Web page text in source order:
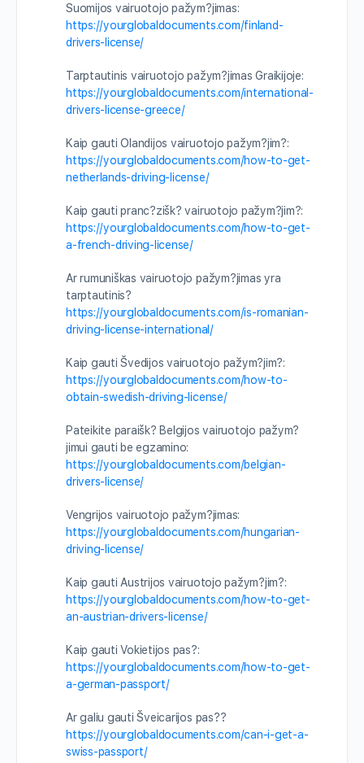
Suomijos vairuotojo pažym?jimas:
https://yourglobaldocuments.com/finland-
drivers-license/
Tarptautinis vairuotojo pažym?jimas Graikijoje:
https://yourglobaldocuments.com/international-
drivers-license-greece/
Kaip gauti Olandijos vairuotojo pažym?jim?:
https://yourglobaldocuments.com/how-to-get-
netherlands-driving-license/
Kaip gauti pranc?zišk? vairuotojo pažym?jim?:
https://yourglobaldocuments.com/how-to-get-
a-french-driving-license/
Ar rumuniškas vairuotojo pažym?jimas yra
tarptautinis?
https://yourglobaldocuments.com/is-romanian-
driving-license-international/
Kaip gauti Švedijos vairuotojo pažym?jim?:
https://yourglobaldocuments.com/how-to-
obtain-swedish-driving-license/
Pateikite paraišk? Belgijos vairuotojo pažym?
jimui gauti be egzamino:
https://yourglobaldocuments.com/belgian-
drivers-license/
Vengrijos vairuotojo pažym?jimas:
https://yourglobaldocuments.com/hungarian-
driving-license/
Kaip gauti Austrijos vairuotojo pažym?jim?:
https://yourglobaldocuments.com/how-to-get-
an-austrian-drivers-license/
Kaip gauti Vokietijos pas?:
https://yourglobaldocuments.com/how-to-get-
a-german-passport/
Ar galiu gauti Šveicarijos pas??
https://yourglobaldocuments.com/can-i-get-a-
swiss-passport/